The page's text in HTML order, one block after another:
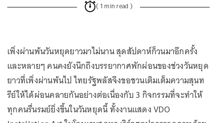
( 1 min read )
เพิ่งผ่านพ้นวันหยุดยาวมาไม่นาน สุดสัปดาห์ก็วนมาอีกครั้ง
และหลายๆ คนคงยังนึกถึงบรรยากาศพักผ่อนของช่วงวันหยุด
ยาวที่เพิ่งผ่านพ้นไป ไทยรัฐพลัสจึงขอชวนเติมเต็มความสุนท
รีย์ให้ได้ผ่อนคลายกันอย่างต่อเนื่องกับ 3 กิจกรรมที่จะทำให้
ทุกคนรื่นรมย์ยิ่งขึ้นในวันหยุดนี้ ทั้งงานแสดง VDO